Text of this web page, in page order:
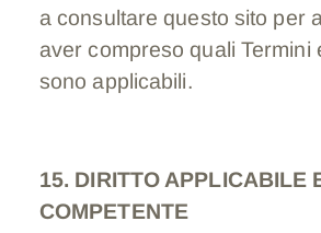
a consultare questo sito per
aver compreso quali Termini
sono applicabili.
15. DIRITTO APPLICABILE
COMPETENTE